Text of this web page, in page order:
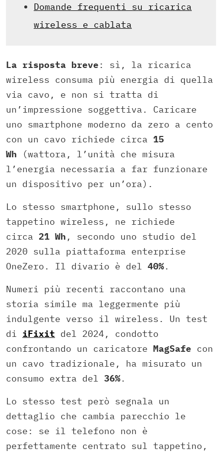
Domande frequenti su ricarica
wireless e cablata
La risposta breve : sì, la ricarica
wireless consuma più energia di quella
via cavo, e non si tratta di
un’impressione soggettiva. Caricare
uno smartphone moderno da zero a cento
con un cavo richiede circa 15
Wh (wattora, l’unità che misura
l’energia necessaria a far funzionare
un dispositivo per un’ora).
Lo stesso smartphone, sullo stesso
tappetino wireless, ne richiede
circa 21 Wh , secondo uno studio del
2020 sulla piattaforma enterprise
OneZero. Il divario è del 40%.
Numeri più recenti raccontano una
storia simile ma leggermente più
indulgente verso il wireless. Un test
di iFixit del 2024, condotto
confrontando un caricatore MagSafe con
un cavo tradizionale, ha misurato un
consumo extra del 36%.
Lo stesso test però segnala un
dettaglio che cambia parecchio le
cose: se il telefono non è
perfettamente centrato sul tappetino,